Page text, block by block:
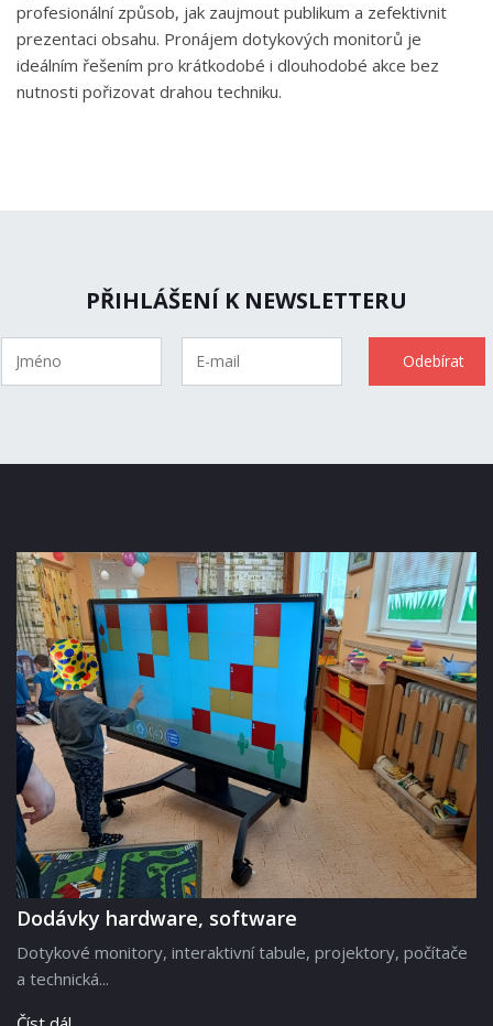
profesionální způsob, jak zaujmout publikum a zefektivnit
prezentaci obsahu. Pronájem dotykových monitorů je
ideálním řešením pro krátkodobé i dlouhodobé akce bez
nutnosti pořizovat drahou techniku.
PŘIHLÁŠENÍ K NEWSLETTERU
Dodávky hardware, software
Dotykové monitory, interaktivní tabule, projektory, počítače
a technická...